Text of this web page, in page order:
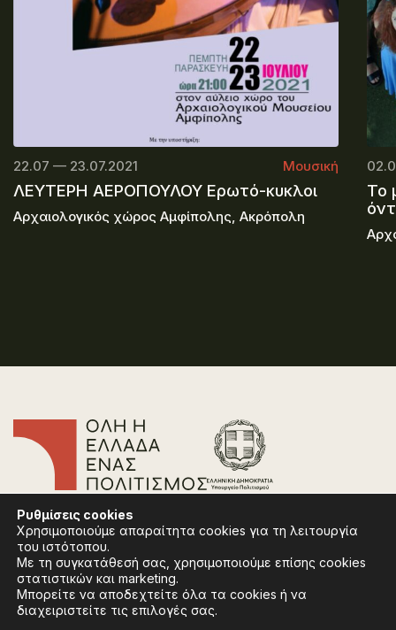
22.07 — 23.07.2021 Μουσική
ΛΕΥΤΕΡΗ ΑΕΡΟΠΟΥΛΟΥ Ερωτό-κυκλοι
Αρχαιολογικός χώρος Αμφίπολης, Ακρόπολη
Το
Συχνές Ερωτήσεις
Πολιτική Απορρήτου
Όροι Χρήσης
Πολιτική Cookies
Ακολουθήστε:InstagramFacebook
Ρυθμίσεις cookies
Χρησιμοποιούμε απαραίτητα cookies για τη λειτουργία
του ιστότοπου.
Με τη συγκατάθεσή σας, χρησιμοποιούμε επίσης cookies
στατιστικών και marketing.
Μπορείτε να αποδεχτείτε όλα τα cookies ή να
διαχειριστείτε τις επιλογές σας.